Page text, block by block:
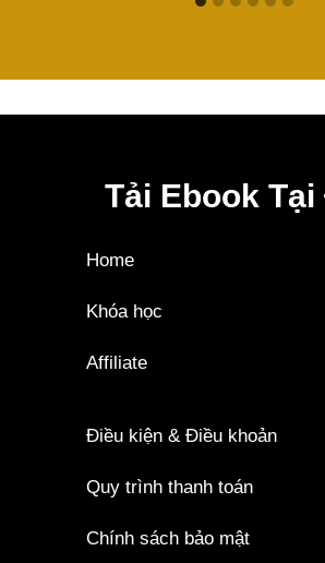
Tải Ebook
Home
Khóa học
Affiliate
Điều kiện & Điều khoản
Quy trình thanh toán
Chính sách bảo mật